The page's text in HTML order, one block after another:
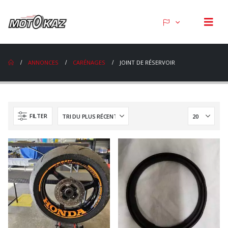
ANNONCES CARÉNAGES JOINT DE RÉSERVOIR
FILTER